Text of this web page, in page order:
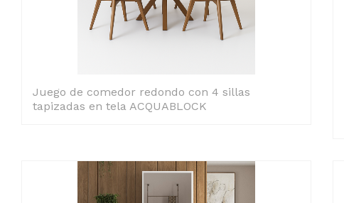
Juego de comedor redondo con 4 sillas
tapizadas en tela ACQUABLOCK